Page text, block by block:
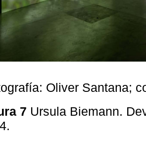
Oliver Santana;
7 Ursula Biemann.